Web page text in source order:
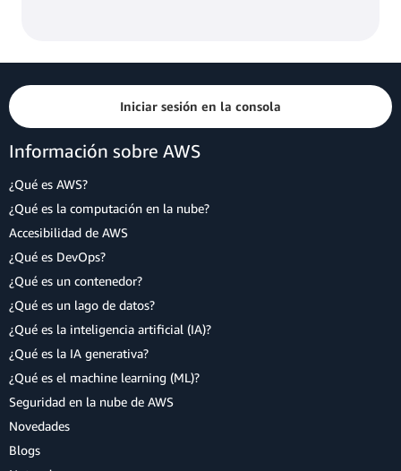
Iniciar sesión en la consola
Información sobre AWS
¿Qué es AWS?
¿Qué es la computación en la nube?
Accesibilidad de AWS
¿Qué es DevOps?
¿Qué es un contenedor?
¿Qué es un lago de datos?
¿Qué es la inteligencia artificial (IA)?
¿Qué es la IA generativa?
¿Qué es el machine learning (ML)?
Seguridad en la nube de AWS
Novedades
Blogs